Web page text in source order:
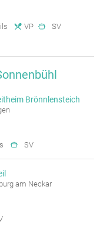
VP SV
Brönnlensteich
SV
am Neckar